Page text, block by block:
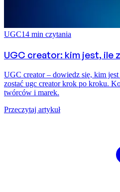
UGC14 min czytania
UGC creator: kim jest, ile
UGC creator – dowiedz się, kim
zostać ugc creator krok po kroku.
twórców i marek.
Przeczytaj artykuł